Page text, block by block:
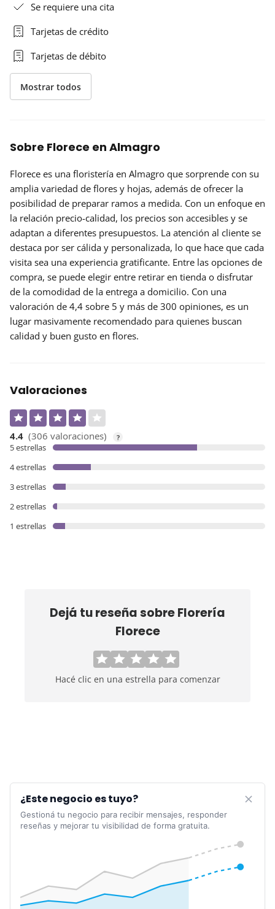
Se requiere una cita
Tarjetas de crédito
Tarjetas de débito
Mostrar todos
Sobre Florece en Almagro
Florece es una floristería en Almagro que sorprende con su
amplia variedad de flores y hojas, además de ofrecer la
posibilidad de preparar ramos a medida. Con un enfoque en
la relación precio-calidad, los precios son accesibles y se
adaptan a diferentes presupuestos. La atención al cliente se
destaca por ser cálida y personalizada, lo que hace que cada
visita sea una experiencia gratificante. Entre las opciones de
compra, se puede elegir entre retirar en tienda o disfrutar
de la comodidad de la entrega a domicilio. Con una
valoración de 4,4 sobre 5 y más de 300 opiniones, es un
lugar masivamente recomendado para quienes buscan
calidad y buen gusto en flores.
Valoraciones
4.4 (306 valoraciones) ?
5 estrellas
4 estrellas
3 estrellas
2 estrellas
1 estrellas
Dejá tu reseña sobreFlorería
Florece
Hacé clic en una estrella para comenzar
¿Este negocio es tuyo?
Gestioná tu negocio para recibir mensajes, responder
reseñas y mejorar tu visibilidad de forma gratuita.